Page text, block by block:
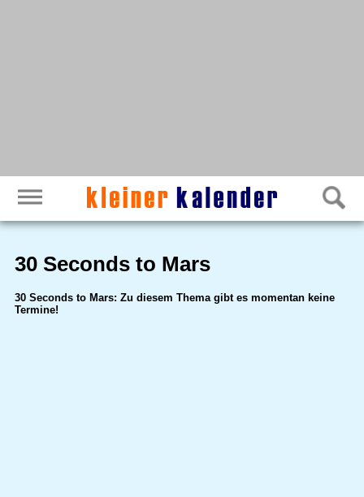
30 Seconds to Mars
30 Seconds to Mars: Zu diesem Thema gibt es momentan keine
Termine!